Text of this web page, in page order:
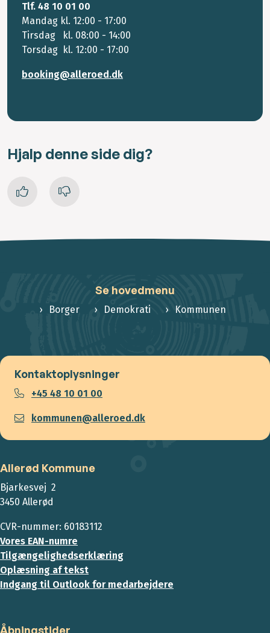
Tlf. 48 10 01 00
Mandag kl. 12:00 - 17:00
Tirsdag kl. 08:00 - 14:00
Torsdag kl. 12:00 - 17:00
booking@alleroed.dk
Hjalp denne side dig?
Se hovedmenu
Borger Demokrati Kommunen
Kontaktoplysninger
+45 48 10 01 00
kommunen@alleroed.dk
Allerød Kommune
Bjarkesvej 2
3450 Allerød
CVR-nummer: 60183112
Vores EAN-numre
Tilgængelighedserklæring
Oplæsning af tekst
Indgang til Outlook for medarbejdere
Åbningstider